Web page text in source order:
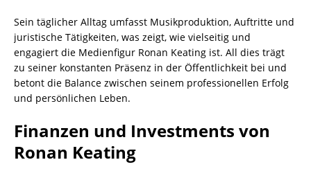
Sein täglicher Alltag umfasst Musikproduktion, Auftritte und
juristische Tätigkeiten, was zeigt, wie vielseitig und
engagiert die Medienfigur Ronan Keating ist. All dies trägt
zu seiner konstanten Präsenz in der Öffentlichkeit bei und
betont die Balance zwischen seinem professionellen Erfolg
und persönlichen Leben.
Finanzen und Investments von
Ronan Keating